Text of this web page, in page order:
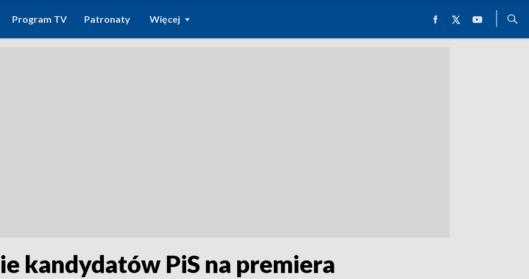
Program TV Patronaty Więcej
kandydatów PiS na premiera